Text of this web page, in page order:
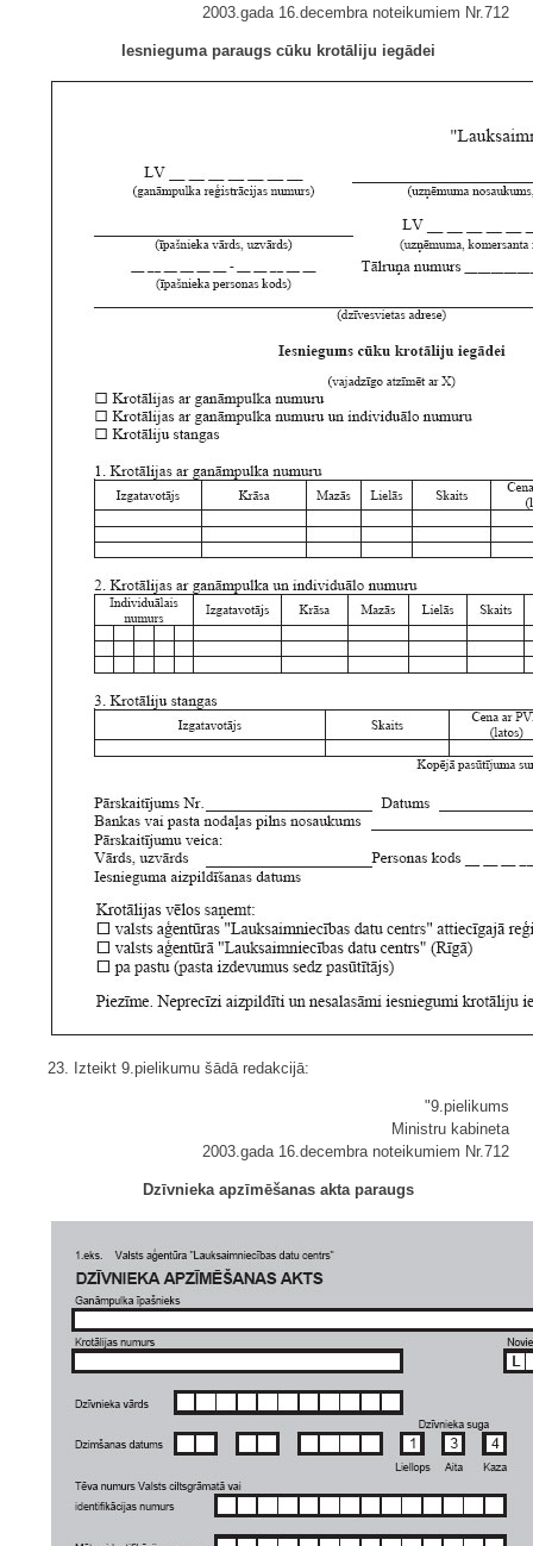
2003.gada 16.decembra noteikumiem Nr.712
Iesnieguma paraugs cūku krotāliju iegādei
23. Izteikt 9.pielikumu šādā redakcijā:
"9.pielikums
Ministru kabineta
2003.gada 16.decembra noteikumiem Nr.712
Dzīvnieka apzīmēšanas akta paraugs